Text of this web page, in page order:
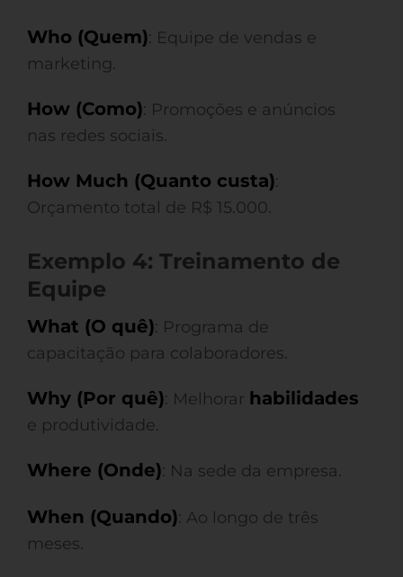
Who (Quem): Equipe de vendas e
marketing.
How (Como): Promoções e anúncios
nas redes sociais.
How Much (Quanto custa):
Orçamento total de R$ 15.000.
Exemplo 4: Treinamento de
Equipe
What (O quê): Programa de
capacitação para colaboradores.
Why (Por quê): Melhorar habilidades
e produtividade.
Where (Onde): Na sede da empresa.
When (Quando): Ao longo de três
meses.